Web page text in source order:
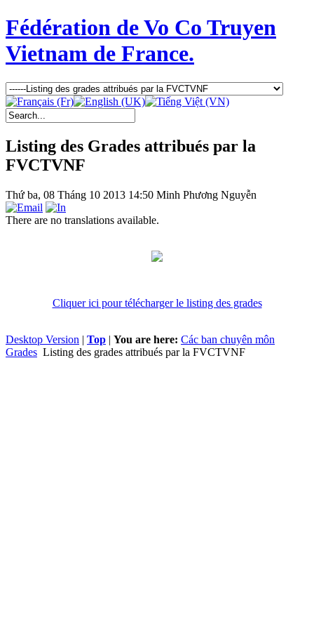
Fédération de Vo Co Truyen
Vietnam de France.
Listing des Grades attribués par la
FVCTVNF
Thứ ba, 08 Tháng 10 2013 14:50 Minh Phương Nguyễn
There are no translations available.
Cliquer ici pour télécharger le listing des grades
Desktop Version | Top | You are here: Các ban chuyên môn
Grades Listing des grades attribués par la FVCTVNF